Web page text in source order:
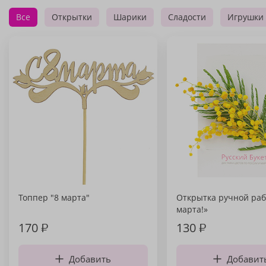
Все Открытки Шарики Сладости Игрушки
Топпер "8 марта"
170₽
Добавить
Открытка ручной
марта!»
130₽